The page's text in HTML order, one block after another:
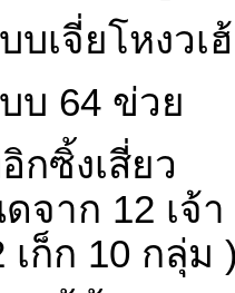
เจี่ยโหงวเ
บ 64 ข่วย
กซิ้งเสี่ยว
จาก 12 เจ้
เก็ก 10 กลุ่ม